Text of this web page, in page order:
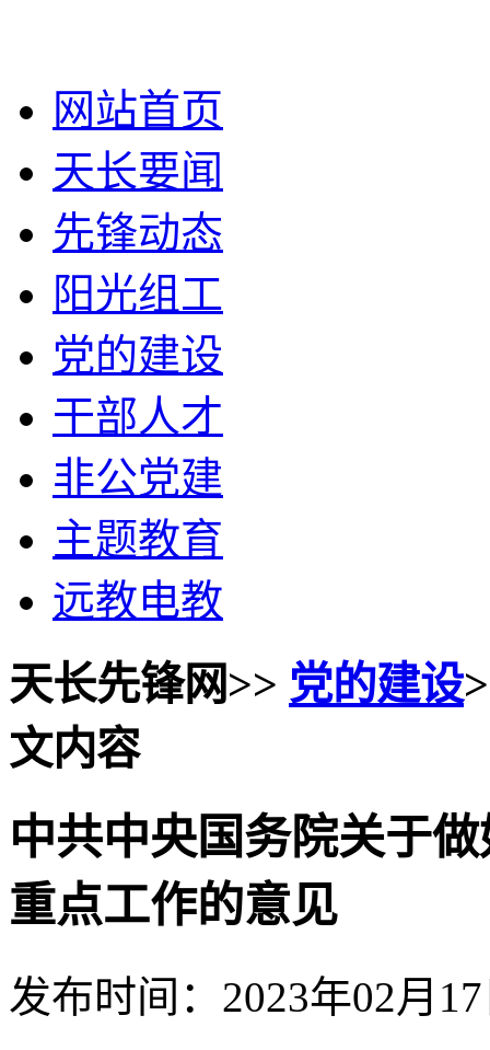
网站首页
天长要闻
先锋动态
阳光组工
党的建设
干部人才
非公党建
主题教育
远教电教
天长先锋网>> 党的建设
文内容
中共中央国务院关于
重点工作的意见
发布时间：2023年02月